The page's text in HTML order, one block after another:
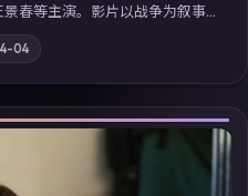
景春等主演。影片以战争为叙事
束前做出抉择；摄影与配乐强
免费观看高清电视剧在线看」
清在线追剧体验。
04